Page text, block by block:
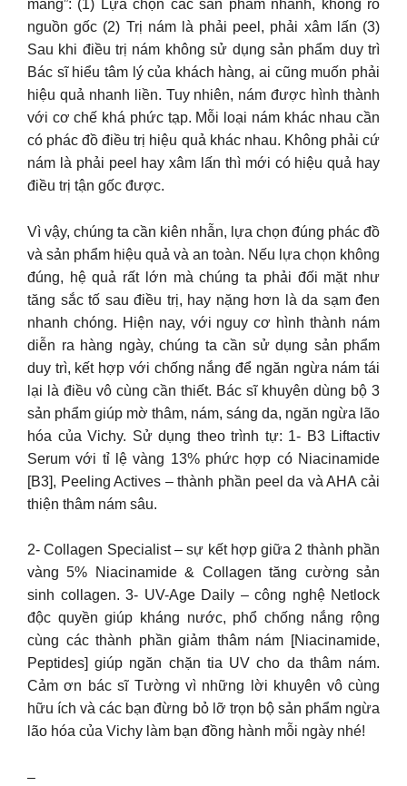
mang”: (1) Lựa chọn các sản phẩm nhanh, không rõ
nguồn gốc (2) Trị nám là phải peel, phải xâm lấn (3)
Sau khi điều trị nám không sử dụng sản phẩm duy trì
Bác sĩ hiểu tâm lý của khách hàng, ai cũng muốn phải
hiệu quả nhanh liền. Tuy nhiên, nám được hình thành
với cơ chế khá phức tạp. Mỗi loại nám khác nhau cần
có phác đồ điều trị hiệu quả khác nhau. Không phải cứ
nám là phải peel hay xâm lấn thì mới có hiệu quả hay
điều trị tận gốc được.
Vì vậy, chúng ta cần kiên nhẫn, lựa chọn đúng phác đồ
và sản phẩm hiệu quả và an toàn. Nếu lựa chọn không
đúng, hệ quả rất lớn mà chúng ta phải đối mặt như
tăng sắc tố sau điều trị, hay nặng hơn là da sạm đen
nhanh chóng. Hiện nay, với nguy cơ hình thành nám
diễn ra hàng ngày, chúng ta cần sử dụng sản phẩm
duy trì, kết hợp với chống nắng để ngăn ngừa nám tái
lại là điều vô cùng cần thiết. Bác sĩ khuyên dùng bộ 3
sản phẩm giúp mờ thâm, nám, sáng da, ngăn ngừa lão
hóa của Vichy. Sử dụng theo trình tự: 1- B3 Liftactiv
Serum với tỉ lệ vàng 13% phức hợp có Niacinamide
[B3], Peeling Actives – thành phần peel da và AHA cải
thiện thâm nám sâu.
2- Collagen Specialist – sự kết hợp giữa 2 thành phần
vàng 5% Niacinamide & Collagen tăng cường sản
sinh collagen. 3- UV-Age Daily – công nghệ Netlock
độc quyền giúp kháng nước, phổ chống nắng rộng
cùng các thành phần giảm thâm nám [Niacinamide,
Peptides] giúp ngăn chặn tia UV cho da thâm nám.
Cảm ơn bác sĩ Tường vì những lời khuyên vô cùng
hữu ích và các bạn đừng bỏ lỡ trọn bộ sản phẩm ngừa
lão hóa của Vichy làm bạn đồng hành mỗi ngày nhé!
–